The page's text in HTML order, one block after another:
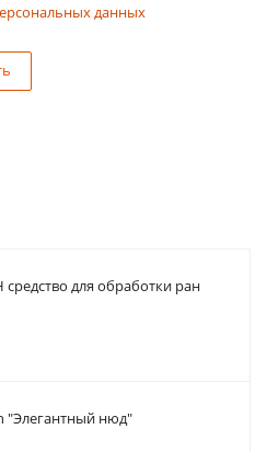
данных
для обработки ран
"Элегантный нюд"